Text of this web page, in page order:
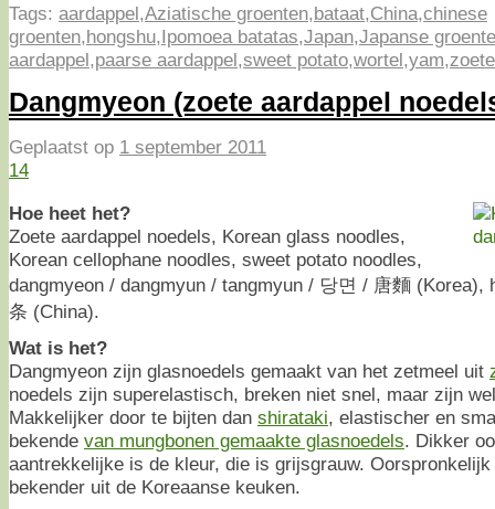
Tags: aardappel,Aziatische groenten,bataat,China,chinese
groenten,hongshu,Ipomoea batatas,Japan,Japanse
aardappel,paarse aardappel,sweet potato,wortel,yam,
Dangmyeon (zoete aardappel
Geplaatst op 1 september 2011
14
Hoe heet het?
Zoete aardappel noedels, Korean glass noodles,
Korean cellophane noodles, sweet potato noodles,
dangmyeon / dangmyun / tangmyun / 당면 / 唐麵 (Korea),
条 (China).
Wat is het?
Dangmyeon zijn glasnoedels gemaakt van het zetmeel uit
noedels zijn superelastisch, breken niet snel, maar zijn
Makkelijker door te bijten dan shirataki, elastischer en
bekende van mungbonen gemaakte glasnoedels. Dikker
aantrekkelijke is de kleur, die is grijsgrauw.
bekender uit de Koreaanse keuken.